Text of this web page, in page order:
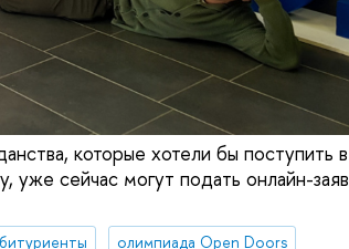
которые хотели бы поступить в
сейчас могут подать онлайн-
олимпиада Open Doors